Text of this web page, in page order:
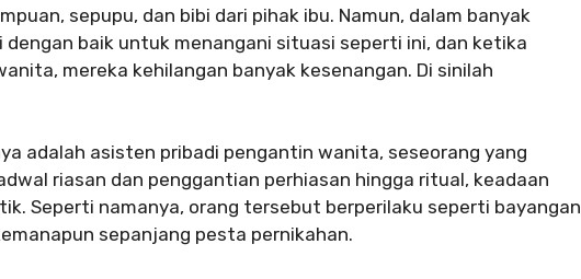
sepupu, dan bibi dari pihak ibu. Namun, dalam banyak
baik untuk menangani situasi seperti ini, dan ketika
mereka kehilangan banyak kesenangan. Di sinilah
adalah asisten pribadi pengantin wanita, seseorang yang
riasan dan penggantian perhiasan hingga ritual, keadaan
Seperti namanya, orang tersebut berperilaku seperti bayangan
sepanjang pesta pernikahan.